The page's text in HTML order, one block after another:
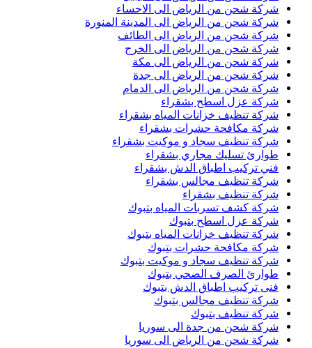
شركة شحن من الرياض الى الاحساء
شركة شحن من الرياض الى المدينة المنورة
شركة شحن من الرياض الى الطائف
شركة شحن من الرياض الى الخرج
شركة شحن من الرياض الى مكة
شركة شحن من الرياض الى جدة
شركة شحن من الرياض الى الدمام
شركة عزل اسطح بشقراء
شركة تنظيف خزانات المياه بشقراء
شركة مكافحة حشرات بشقراء
شركة تنظيف سجاد و موكيت بشقراء
طوارئ تسليك مجاري بشقراء
فني تركيب اطباق الدش بشقراء
شركة تنظيف مجالس بشقراء
شركة تنظيف بشقراء
شركة كشف تسربات المياه بتبوك
شركة عزل اسطح بتبوك
شركة تنظيف خزانات المياه بتبوك
شركة مكافحة حشرات بتبوك
شركة تنظيف سجاد و موكيت بتبوك
طوارئ الصرف الصحي بتبوك
فنى تركيب اطباق الدش بتبوك
شركة تنظيف مجالس بتبوك
شركة تنظيف بتبوك
شركة شحن من جدة الى سوريا
شركة شحن من الرياض الى سوريا